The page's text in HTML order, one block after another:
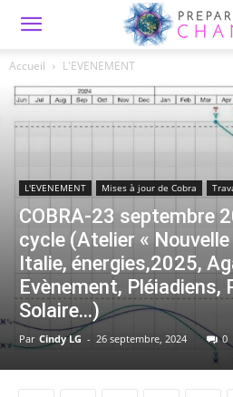
Accueil L'EVENEMENT
L'EVENEMENT Mises à jour de Cobra
COBRA-23 septembre
cycle (Atelier «
Italie, énergies,2025,
Evènement, Pléiadiens,
Solaire…)
Par Cindy LG - 26 septembre, 2024 0